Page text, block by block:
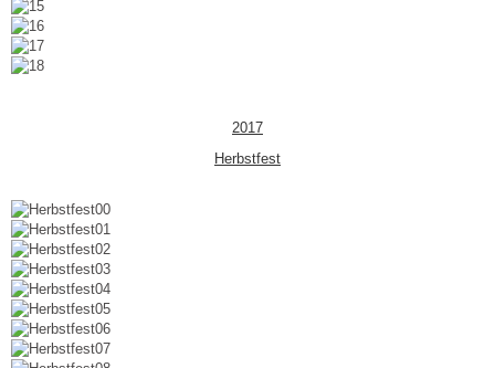
2017
Herbstfest